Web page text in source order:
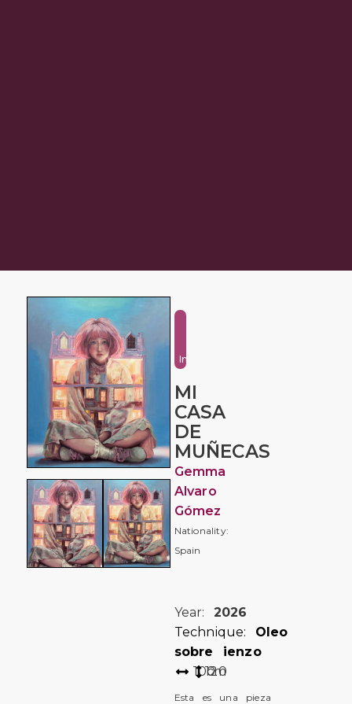
Imaginative
MI
CASA
DE
MUÑECAS
Gemma
Alvaro
Gómez
Nationality:
Spain
Year: 2026
Technique: Oleo
sobre ienzo
100120
cm
Esta es una pieza